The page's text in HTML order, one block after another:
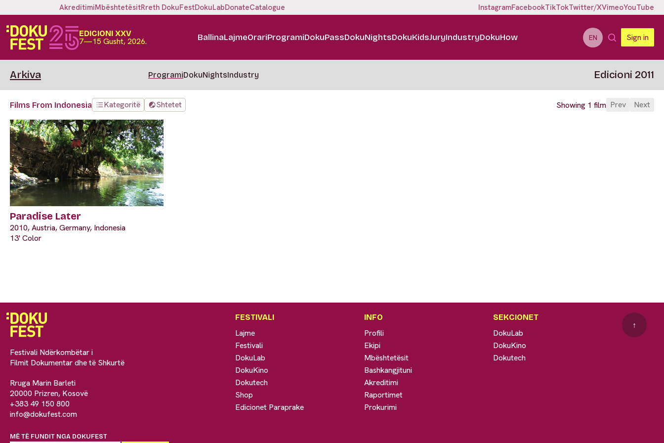
AkreditimiMbështetësitRreth DokuFestDokuLabDonateCatalogue InstagramFacebookTikTokTwitter/XVimeoYouTube
EDICIONI XXV
7—15 Gusht, 2026. BallinaLajmeOrariProgramiDokuPassDokuNightsDokuKidsJuryIndustryDokuHow EN Sign in
Arkiva ProgramiDokuNightsIndustry Edicioni 2011
Films From Indonesia Kategoritë Shtetet Showing 1 film Prev Next
Paradise Later
2010, Austria, Germany, Indonesia
13' Color
Festivali Ndërkombëtar i
Filmit Dokumentar dhe të Shkurtë
Rruga Marin Barleti
20000 Prizren, Kosovë
+383 49 150 800
info@dokufest.com
MË TË FUNDIT NGA DOKUFEST
FESTIVALI
Lajme
Festivali
DokuLab
DokuKino
Dokutech
Shop
Edicionet Paraprake
INFO
Profili
Ekipi
Mbështetësit
Bashkangjituni
Akreditimi
Raportimet
Prokurimi
SEKCIONET
DokuLab
DokuKino
Dokutech
↑